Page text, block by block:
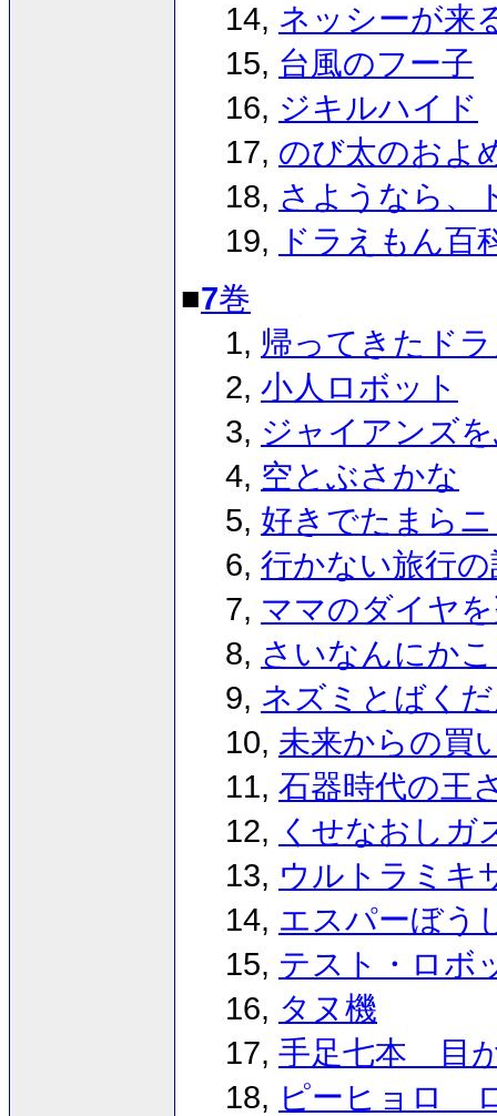
14, ネッシーが来
15, 台風のフー子
16, ジキルハイド
17, のび太のおよ
18, さようなら、
19,
ドラえもん百
■7巻
1, 帰ってきたド
2, 小人ロボット
3, ジャイアンズ
4, 空とぶさかな
5, 好きでたまら
6, 行かない旅行
7, ママのダイヤ
8, さいなんにか
9, ネズミとばく
10, 未来からの買
11, 石器時代の王
12, くせなおしガ
13, ウルトラミキ
14, エスパーぼう
15, テスト・ロボ
16, タヌ機
17, 手足七本 目
18, ピーヒョロ